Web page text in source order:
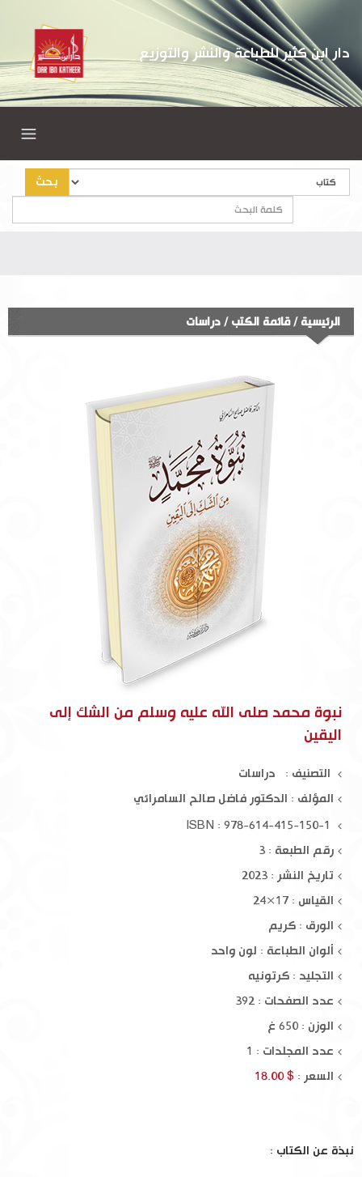
دار ابن كثير للطباعة والنشر والتوزيع
بحث
الرئيسية /قائمة الكتب/ دراسات
نبوة محمد صلى الله عليه وسلم من الشك إلى
اليقين
التصنيف : دراسات
المؤلف : الدكتور فاضل صالح السامرائي
رقم الطبعة : 3
تاريخ النشر : 2023
القياس : 17×24
الورق : كريم
ألوان الطباعة : لون واحد
التجليد : كرتونيه
عدد الصفحات : 392
الوزن : 650 غ
عدد المجلدات : 1
السعر : $ 18.00
نبذة عن الكتاب :